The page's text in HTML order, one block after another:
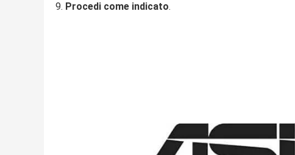
Procedi come indicato.